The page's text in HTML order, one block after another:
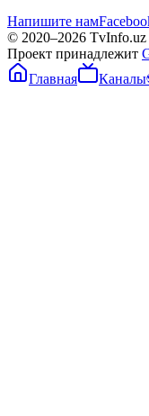
Напишите нам
© 2020–2026 TvInfo.uz
Проект принадлежит
Главная
Каналы